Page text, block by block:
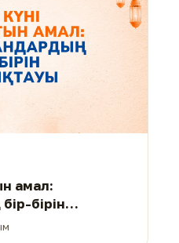
амал:
бірін